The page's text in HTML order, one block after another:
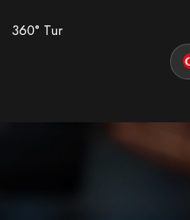
360° Tur